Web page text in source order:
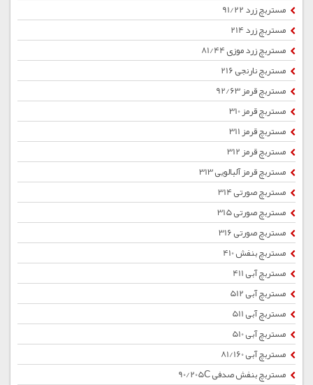
مستربچ زرد 91/22
مستربچ زرد 214
مستربچ زرد موزی 81/44
مستربچ نارنجی 216
مستربچ قرمز 92/63
مستربچ قرمز 310
مستربچ قرمز 311
مستربچ قرمز 312
مستربچ قرمز آلبالویی 313
مستربچ صورتی 314
مستربچ صورتی 315
مستربچ صورتی 316
مستربچ بنفش 410
مستربچ آبی 411
مستربچ آبی 512
مستربچ آبی 511
مستربچ آبی 510
مستربچ آبی 81/160
مستربچ بنفش صدفی 90/205C